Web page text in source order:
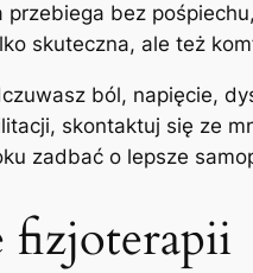
przebiega bez
skuteczna, ale też
ból, napięcie,
skontaktuj się ze
zadbać o lepsze
fizjoterapii